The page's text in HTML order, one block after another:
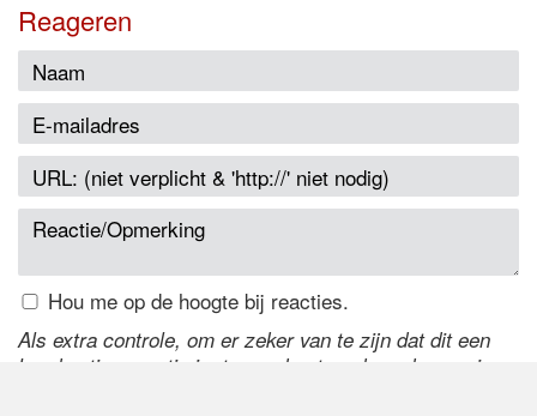
Reageren
Hou me op de hoogte bij reacties.
Als extra controle, om er zeker van te zijn dat dit een
handmatige reactie is, typ onderstaande code over in